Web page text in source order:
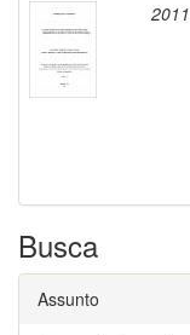
2011
Busca
Assunto